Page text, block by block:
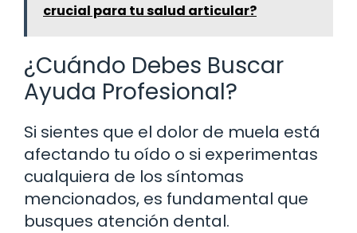
crucial para tu salud articular?
¿Cuándo Debes Buscar
Ayuda Profesional?
Si sientes que el dolor de muela está
afectando tu oído o si experimentas
cualquiera de los síntomas
mencionados, es fundamental que
busques atención dental.